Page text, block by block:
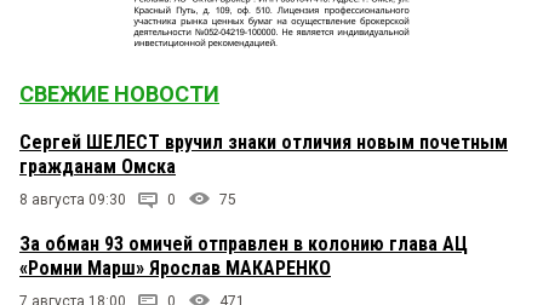
СВЕЖИЕ НОВОСТИ
Сергей ШЕЛЕСТ вручил знаки отличия новым почетным
гражданам Омска
8 августа 09:30 0 75
За обман 93 омичей отправлен в колонию глава АЦ
«Ромни Марш» Ярослав МАКАРЕНКО